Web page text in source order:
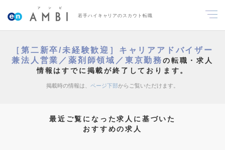
若手ハイキャリアのスカウト転職
［第二新卒/未経験歓迎］キャリアアドバイザー
兼法人営業／薬剤師領域／東京勤務の転職・求人
情報はすでに掲載が終了しております。
掲載時の情報は、 ページ下部からご覧いただけます。
最近ご覧になった求人に基づいた
おすすめの求人